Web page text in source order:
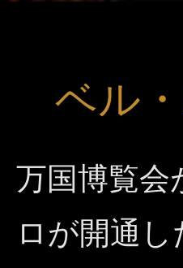
ベル
万国博覧会
ロが開通